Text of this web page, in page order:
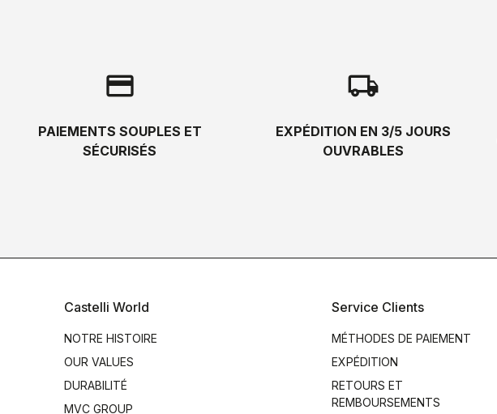
credit_card
PAIEMENTS SOUPLES ET
SÉCURISÉS
local_shipping
EXPÉDITION EN 3/5 JOURS
OUVRABLES
Castelli World
NOTRE HISTOIRE
OUR VALUES
DURABILITÉ
MVC GROUP
Service Clients
MÉTHODES DE PAIEMENT
EXPÉDITION
RETOURS ET
REMBOURSEMENTS